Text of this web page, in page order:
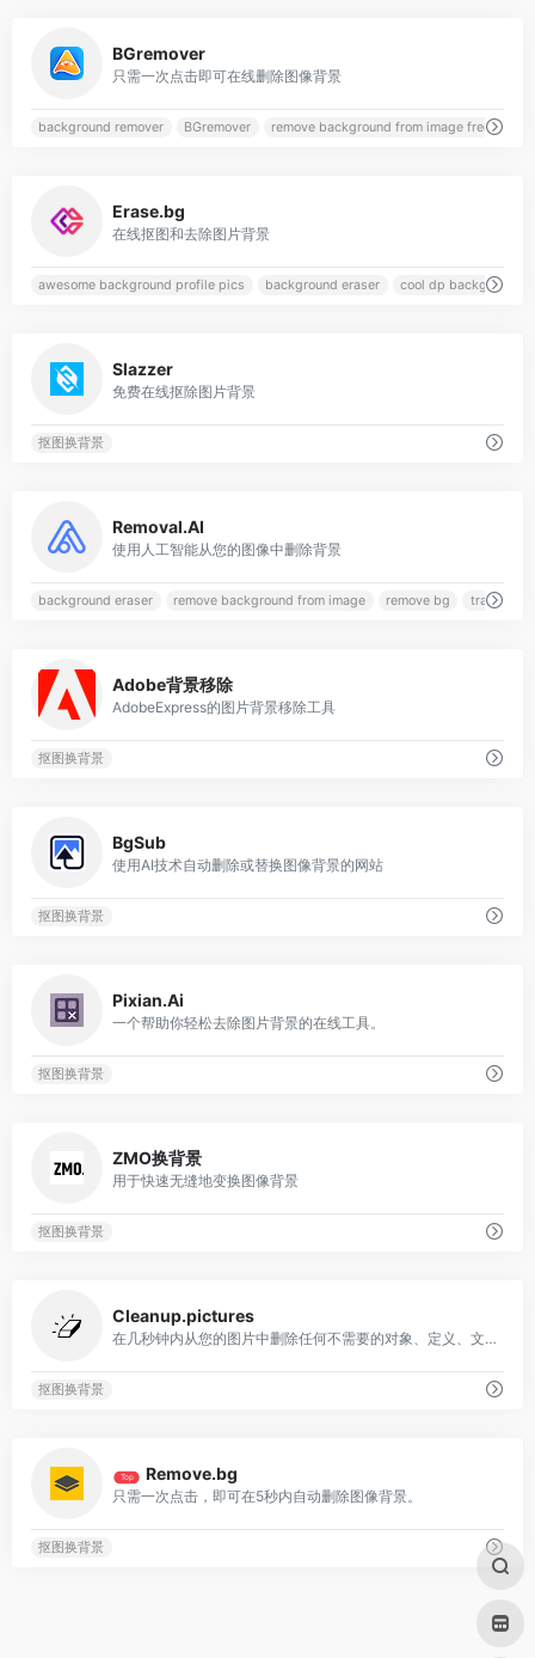
BGremover
只需一次点击即可在线删除图像背景
background remover BGremover remove background from image free
Erase.bg
在线抠图和去除图片背景
awesome background profile pics background eraser cool dp background
Slazzer
免费在线抠除图片背景
抠图换背景
Removal.AI
使用人工智能从您的图像中删除背景
background eraser remove background from image remove bg
Adobe背景移除
AdobeExpress的图片背景移除工具
抠图换背景
BgSub
使用AI技术自动删除或替换图像背景的网站
抠图换背景
Pixian.Ai
一个帮助你轻松去除图片背景的在线工具。
抠图换背景
ZMO换背景
用于快速无缝地变换图像背景
抠图换背景
Cleanup.pictures
在几秒钟内从您的图片中删除任何不需要的对象、定义、文本或文本
抠图换背景
Top Remove.bg
只需一次点击，即可在5秒内自动删除图像背景。
抠图换背景